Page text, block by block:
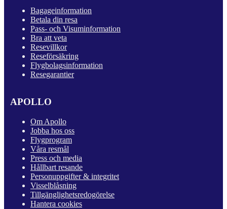
Bagageinformation
Betala din resa
Pass- och Visuminformation
Bra att veta
Resevillkor
Reseförsäkring
Flygbolagsinformation
Resegarantier
APOLLO
Om Apollo
Jobba hos oss
Flygprogram
Våra resmål
Press och media
Hållbart resande
Personuppgifter & integritet
Visselblåsning
Tillgänglighetsredogörelse
Hantera cookies